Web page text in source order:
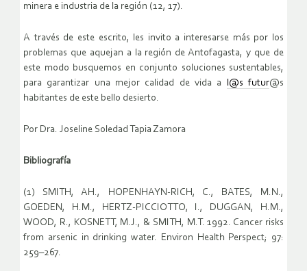
minera e industria de la región (12, 17).
A través de este escrito, les invito a interesarse más por los
problemas que aquejan a la región de Antofagasta, y que de
este modo busquemos en conjunto soluciones sustentables,
para garantizar una mejor calidad de vida a
l@s futur@s
habitantes de este bello desierto.
Por Dra. Joseline Soledad Tapia Zamora
Bibliografía
(1) SMITH, AH., HOPENHAYN-RICH, C., BATES, M.N.,
GOEDEN, H.M., HERTZ-PICCIOTTO, I., DUGGAN, H.M.,
WOOD, R., KOSNETT, M.J., & SMITH, M.T. 1992. Cancer risks
from arsenic in drinking water. Environ Health Perspect; 97:
259–267.